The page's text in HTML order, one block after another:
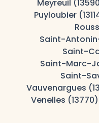
Meyreuil
Puyloubier
Saint-
Saint-
Saint-Marc-
Saint-
Vauvenargues
Venelles (13770)